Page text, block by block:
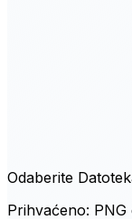
Odaberite
Prihvaćeno: PNG